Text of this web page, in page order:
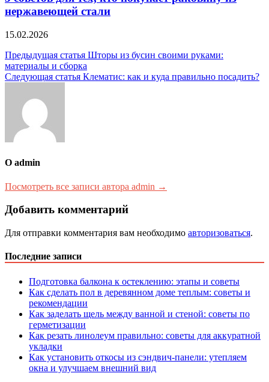
нержавеющей стали
15.02.2026
Навигация
по
Предыдущая статья Шторы из бусин своими руками:
материалы и сборка
Следующая статья Клематис: как и куда правильно посадить?
О admin
Посмотреть все записи автора admin →
Добавить комментарий
Для отправки комментария вам необходимо авторизоваться.
Последние записи
Подготовка балкона к остеклению: этапы и советы
Как сделать пол в деревянном доме теплым: советы и
рекомендации
Как заделать щель между ванной и стеной: советы по
герметизации
Как резать линолеум правильно: советы для аккуратной
укладки
Как установить откосы из сэндвич-панели: утепляем
окна и улучшаем внешний вид